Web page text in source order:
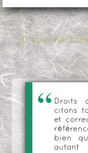
0
Droits
citons
et
bien
autant